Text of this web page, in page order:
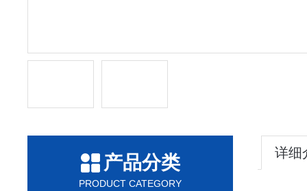
产品分类
PRODUCT CATEGORY
详细